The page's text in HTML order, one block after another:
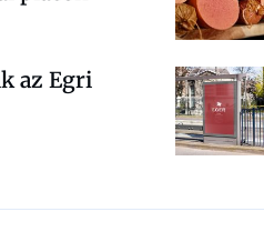
az Egri